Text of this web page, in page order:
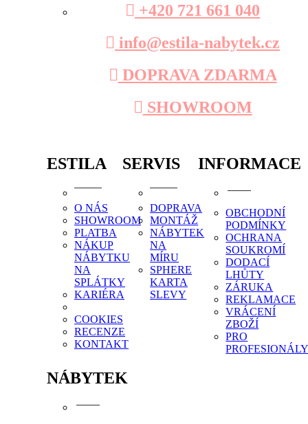
+420 721 661 040
info@estila-nabytek.cz
DOPRAVA ZDARMA
SHOWROOM
ESTILA
O NÁS
SHOWROOM
PLATBA
NÁKUP
NÁBYTKU
NA
SPLÁTKY
KARIÉRA
COOKIES
RECENZE
KONTAKT
SERVIS
DOPRAVA
MONTÁŽ
NÁBYTEK
NA
MÍRU
SPHERE
KARTA
SLEVY
INFORMACE
OBCHODNÍ
PODMÍNKY
OCHRANA
SOUKROMÍ
DODACÍ
LHŮTY
ZÁRUKA
REKLAMACE
VRÁCENÍ
ZBOŽÍ
PRO
NÁBYTEK